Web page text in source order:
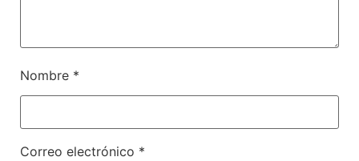
Nombre *
Correo electrónico *